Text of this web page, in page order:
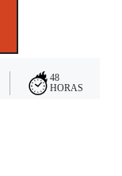
48
HORAS